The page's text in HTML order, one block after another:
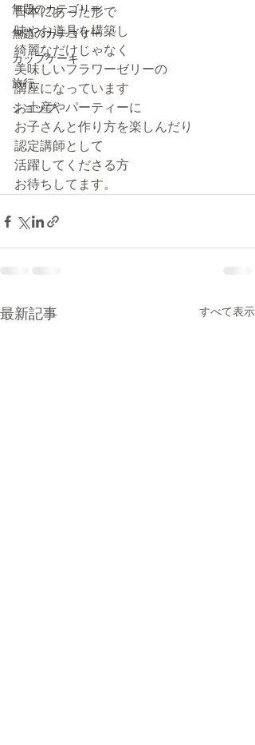
無題のカテゴリー
無題のカテゴリー
カップケーキ
旅行
ショップ
日本にあった形で
味やお道具を構築し
綺麗なだけじゃなく
美味しいフラワーゼリーの
講座になっています
お土産やパーティーに
お子さんと作り方を楽しんだり
認定講師として
活躍してくださる方
お待ちしてます。
最新記事 すべて表示